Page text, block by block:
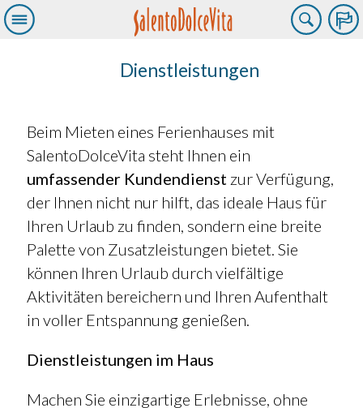
Dienstleistungen
Beim Mieten eines Ferienhauses mit
SalentoDolceVita steht Ihnen ein
umfassender Kundendienst zur Verfügung,
der Ihnen nicht nur hilft, das ideale Haus für
Ihren Urlaub zu finden, sondern eine breite
Palette von Zusatzleistungen bietet. Sie
können Ihren Urlaub durch vielfältige
Aktivitäten bereichern und Ihren Aufenthalt
in voller Entspannung genießen.
Dienstleistungen im Haus
Machen Sie einzigartige Erlebnisse, ohne